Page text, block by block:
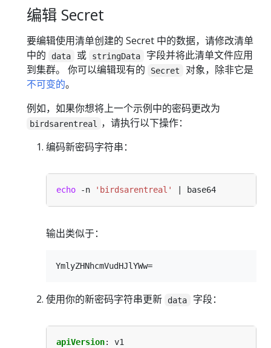
编辑 Secret
要编辑使用清单创建的 Secret 中的数据，请修改清单
中的
data 或 stringData
字段并将此清单文件应用
到集群。 你可以编辑现有的
Secret
对象，除非它是
不可变的。
例如，如果你想将上一个示例中的密码更改为
birdsarentreal
，请执行以下操作：
编码新密码字符串：
echo -n 'birdsarentreal'
输出类似于：
使用你的新密码字符串更新 data 字段：
apiVersion:
v1